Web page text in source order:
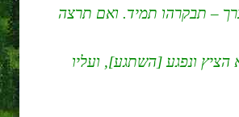
– תבקרהו תמיד. ואם תרצה
הציץ ונפגע [השתגע], ועליו